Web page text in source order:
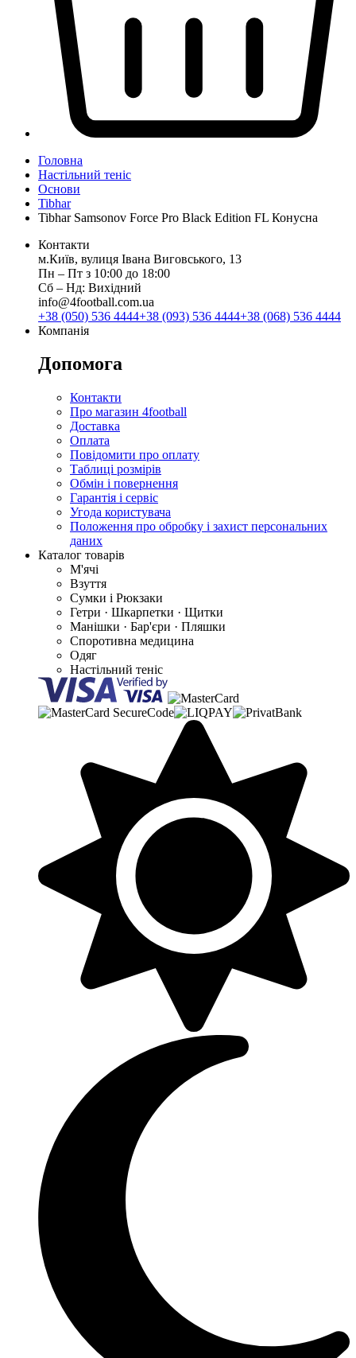
Головна
Настільний теніс
Основи
Tibhar
Tibhar Samsonov Force Pro Black Edition FL Конусна
Контакти
м.Київ, вулиця Івана Виговського, 13
Пн ‒ Пт з 10:00 до 18:00
Сб ‒ Нд: Вихідний
info@4football.com.ua
+38 (050) 536 4444+38 (093) 536 4444+38 (068) 536 4444
Компанія
Допомога
Контакти
Про магазин 4football
Доставка
Оплата
Повідомити про оплату
Таблиці розмірів
Обмін і повернення
Гарантія і сервіс
Угода користувача
Положення про обробку і захист персональних
даних
Каталог товарів
М'ячі
Взуття
Сумки і Рюкзаки
Гетри · Шкарпетки · Щитки
Манішки · Бар'єри · Пляшки
Споротивна медицина
Одяг
Настільний теніс